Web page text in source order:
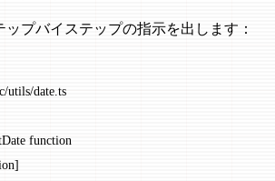
プバイステップの指示を出します：
utils/date.ts
function